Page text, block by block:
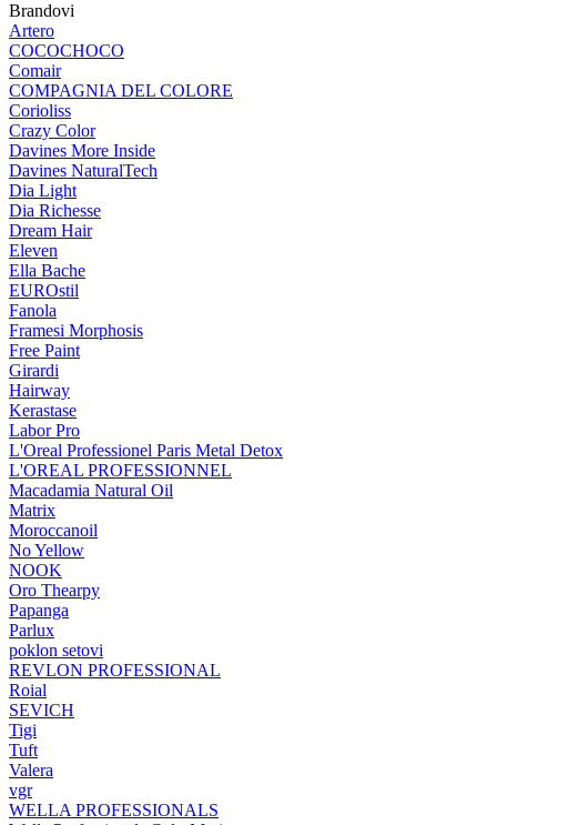
Brandovi
Artero
COCOCHOCO
Comair
COMPAGNIA DEL COLORE
Corioliss
Crazy Color
Davines More Inside
Davines NaturalTech
Dia Light
Dia Richesse
Dream Hair
Eleven
Ella Bache
EUROstil
Fanola
Framesi Morphosis
Free Paint
Girardi
Hairway
Kerastase
Labor Pro
L'Oreal Professionel Paris Metal Detox
L'OREAL PROFESSIONNEL
Macadamia Natural Oil
Matrix
Moroccanoil
No Yellow
NOOK
Oro Thearpy
Papanga
Parlux
poklon setovi
REVLON PROFESSIONAL
Roial
SEVICH
Tigi
Tuft
Valera
vgr
WELLA PROFESSIONALS